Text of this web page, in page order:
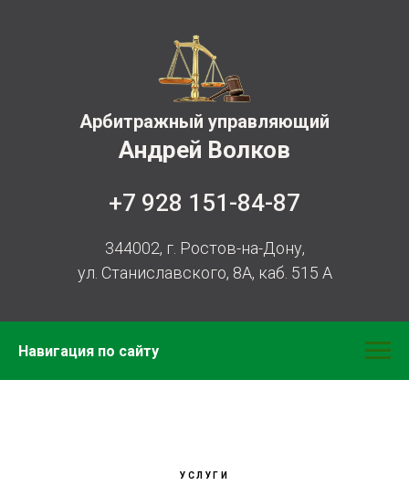
Арбитражный управляющий
Андрей Волков
+7 928 151-84-87
344002, г. Ростов-на-Дону,
ул. Станиславского, 8А, каб. 515 А
Навигация по сайту
УСЛУГИ